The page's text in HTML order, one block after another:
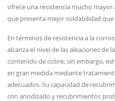
ofrece una resistencia mucho
que presenta mejor soldabilidad que
En términos de resistencia a la
alcanza el nivel de las aleaciones de
contenido de cobre; sin embargo,
en gran medida mediante
adecuados. Su capacidad de
con anodizado y recubrimientos